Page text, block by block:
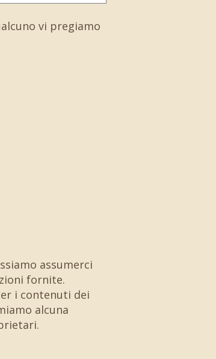
vi pregiamo
assumerci
fornite.
i contenuti dei
alcuna